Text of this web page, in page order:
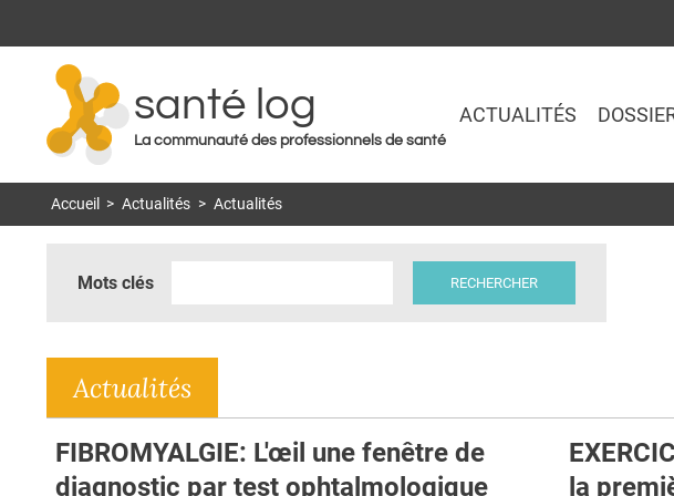
santé log
La communauté des professionnels de santé
ACTUALITÉS
Accueil > Actualités > Actualités
Mots clés
Actualités
FIBROMYALGIE: L'œil une fenêtre de
diagnostic par test ophtalmologique
la